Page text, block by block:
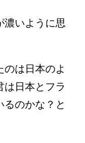
濃いように思
は日本のよ
は日本とフラ
のかな？と